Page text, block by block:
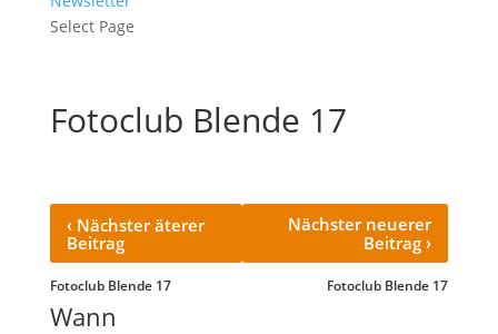
Select Page
Fotoclub Blende 17
‹Nächster äterer
Beitrag
Fotoclub Blende 17
Nächster neuerer
Beitrag›
Fotoclub Blende 17
Wann